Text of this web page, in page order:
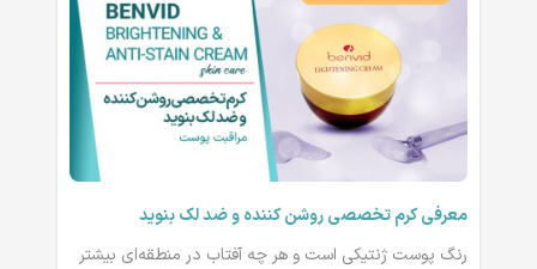
معرفی کرم تخصصی روشن کننده و ضد لک بنوید
رنگ پوست ژنتیکی است و هر چه آفتاب در منطقه‌ای بیشتر